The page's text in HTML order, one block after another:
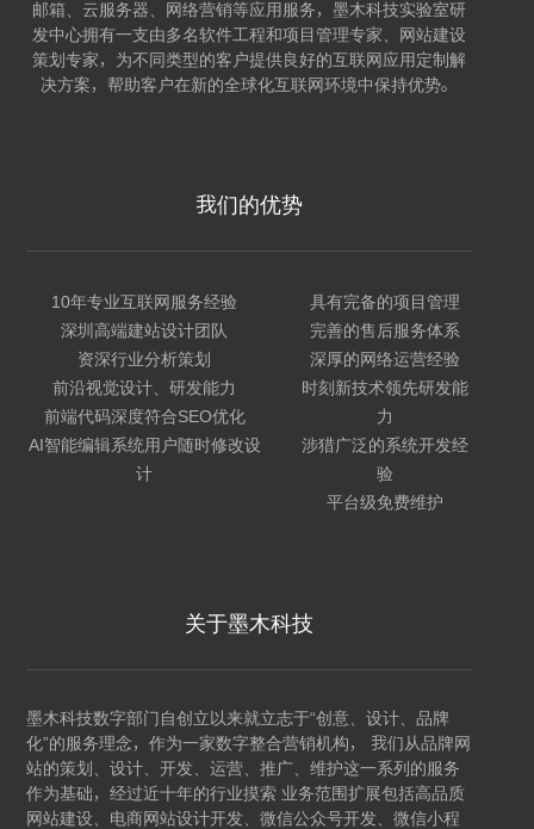
邮箱、云服务器、网络营销等应用服务，墨木科技实验室研
发中心拥有一支由多名软件工程和项目管理专家、网站建设
策划专家，为不同类型的客户提供良好的互联网应用定制解
决方案，帮助客户在新的全球化互联网环境中保持优势。
我们的优势
10年专业互联网服务经验
深圳高端建站设计团队
资深行业分析策划
前沿视觉设计、研发能力
前端代码深度符合SEO优化
AI智能编辑系统用户随时修改设
计
具有完备的项目管理
完善的售后服务体系
深厚的网络运营经验
时刻新技术领先研发能
力
涉猎广泛的系统开发经
验
平台级免费维护
关于墨木科技
墨木科技数字部门自创立以来就立志于“创意、设计、品牌
化”的服务理念，作为一家数字整合营销机构， 我们从品牌网
站的策划、设计、开发、运营、推广、维护这一系列的服务
作为基础，经过近十年的行业摸索 业务范围扩展包括高品质
网站建设、电商网站设计开发、微信公众号开发、微信小程